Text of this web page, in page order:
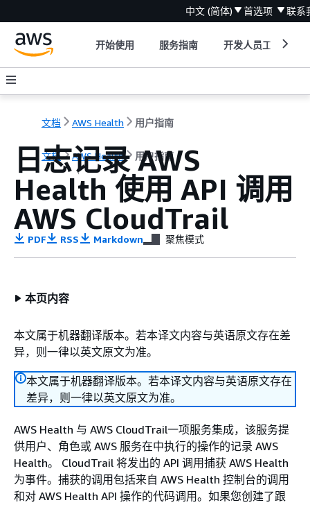
中文 (简体) 首选项 联系
开始使用 服务指南 开发人员工具
文档 AWS Health 用户指南
文档 AWS Health 用户指南
日志记录 AWS
Health 使用 API 调用
AWS CloudTrail
PDF RSS Markdown 聚焦模式
本页内容
本文属于机器翻译版本。若本译文内容与英语原文存在差
异，则一律以英文原文为准。
本文属于机器翻译版本。若本译文内容与英语原文存在
差异，则一律以英文原文为准。
AWS Health 与 AWS CloudTrail一项服务集成，该服务提
供用户、角色或 AWS 服务在中执行的操作的记录 AWS
Health。 CloudTrail 将发出的 API 调用捕获 AWS Health
为事件。捕获的调用包括来自 AWS Health 控制台的调用
和对 AWS Health API 操作的代码调用。如果您创建了跟